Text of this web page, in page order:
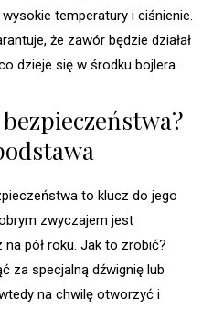
temperatury i ciśnienie.
że zawór będzie działał
dzieje się w środku bojlera.
to klucz do jego
zwyczajem jest
pół roku. Jak to zrobić?
za specjalną dźwignię lub
na chwilę otworzyć i